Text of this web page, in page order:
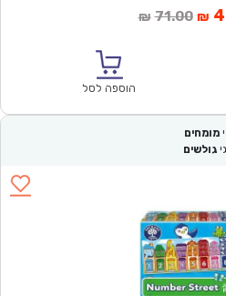
₪ 71.00 ₪
הוספה לסל
מומחים
גולשים